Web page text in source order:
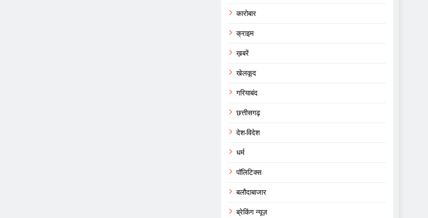
कारोबार
क्राइम
ख़बरें
खेलकूद
गरियाबंद
छत्तीसगढ़
देश-विदेश
धर्म
पॉलिटिक्स
बलौदाबाजार
ब्रेकिंग न्यूज़